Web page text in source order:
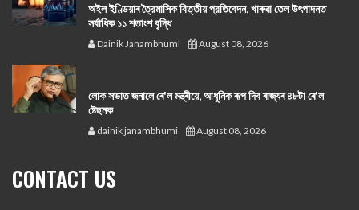
অইল ইণ্ডিয়াৰ ত্রৈমাসিক বিত্তীয় প্রতিবেদন, খাৰুৱা তেল উৎপাদনত
সর্বাধিক ১১ শতাংশ বৃদ্ধি
Dainik Janambhumi August 08, 2026
লোক সভাত জনালে ৰে'ল মন্ত্ৰীয়ে, আধুনিক ৰূপ দিব ৰাজ্যৰ ৪৮টা ৰে'ল
ষ্টেছনক
dainik janambhumi August 08, 2026
CONTACT US